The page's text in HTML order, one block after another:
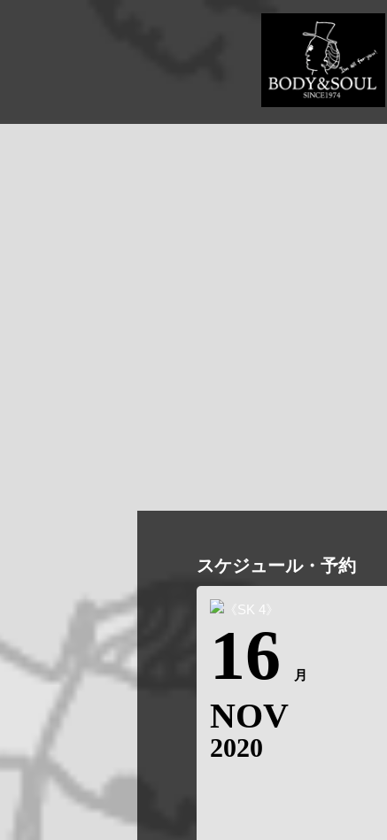
スケジュール・予約
16 月
NOV
2020